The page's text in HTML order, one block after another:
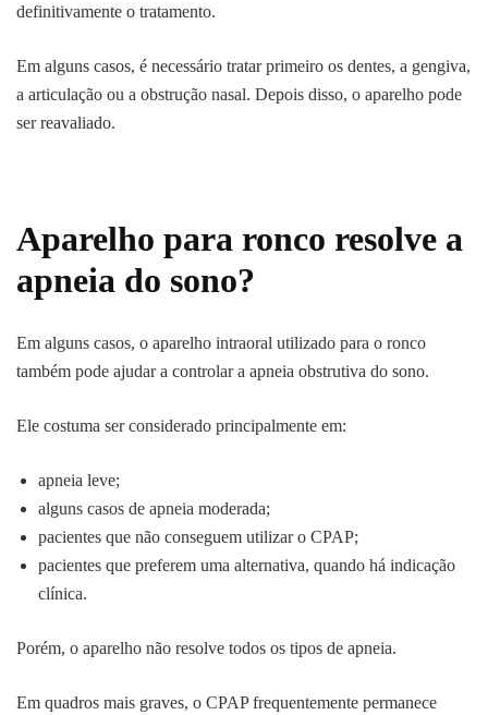
definitivamente o tratamento.
Em alguns casos, é necessário tratar primeiro os dentes, a gengiva,
a articulação ou a obstrução nasal. Depois disso, o aparelho pode
ser reavaliado.
Aparelho para ronco resolve a
apneia do sono?
Em alguns casos, o aparelho intraoral utilizado para o ronco
também pode ajudar a controlar a apneia obstrutiva do sono.
Ele costuma ser considerado principalmente em:
apneia leve;
alguns casos de apneia moderada;
pacientes que não conseguem utilizar o CPAP;
pacientes que preferem uma alternativa, quando há indicação
clínica.
Porém, o aparelho não resolve todos os tipos de apneia.
Em quadros mais graves, o CPAP frequentemente permanece